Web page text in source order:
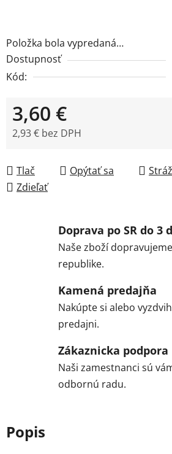
Položka bola vypredaná…
Dostupnosť
Kód:
3,60 €
2,93 € bez DPH
Tlač
Opýtať sa
Zdieľať
Doprava po SR do 3
Naše zboží
republike.
Kamená predajňa
Nakúpte si alebo
predajni.
Zákaznicka podpora
Naši zamestnanci sú
odbornú radu.
Popis